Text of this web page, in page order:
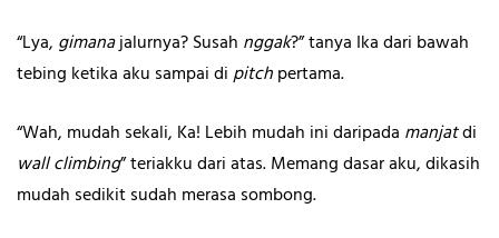
“Lya, gimanajalurnya? Susah nggak?” tanya Ika dari bawah
tebing ketika aku sampai dipitchpertama.
“Wah, mudah sekali, Ka! Lebih mudah ini daripada manjatdi
wall climbing” teriakku dari atas. Memang dasar aku, dikasih
mudah sedikit sudah merasa sombong.